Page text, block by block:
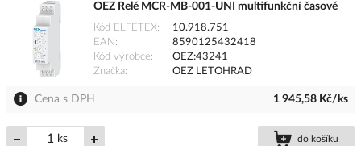
OEZ Relé MCR-MB-001-UNI multifunkční časové
Kód ELFETEX
10.918.751
EAN
8590125432418
Kód výrobce
OEZ:43241
Značka
OEZ LETOHRAD
Cena s DPH 1 945,58 Kč/ks
ks do košíku